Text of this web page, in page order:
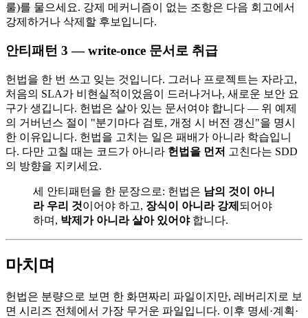
룰)를 물으세요. 강제 메커니즘이 없는 조항은 다음 회고에서
강제하거나 삭제할 후보입니다.
안티패턴 3 — write-once 문서로 취급
헌법을 한 번 쓰고 잊는 것입니다. 그러나 프로젝트는 자라고,
처음의 SLA가 비현실적이었음이 드러나거나, 새로운 보안 요
구가 생깁니다. 헌법은 살아 있는 문서여야 합니다 — 위 예제
의 거버넌스 절이 "분기마다 검토, 개정 시 버전 갱신"을 명시
한 이유입니다. 헌법을 고치는 일은 패배가 아니라 학습입니
다. 다만 고칠 때는 코드가 아니라 헌법을 먼저 고친다는 SDD
의 방향을 지키세요.
세 안티패턴을 한 문장으로: 헌법은 남의 것이 아니
라 우리 것이어야 하고, 장식이 아니라 강제 되어야
하며, 박제가 아니라 살아 있어야합니다.
마치며
헌법은 분량으로 보면 한 화면짜리 파일이지만, 레버리지로 보
면 시리즈 전체에서 가장 무거운 파일입니다. 이후 명세·계획·